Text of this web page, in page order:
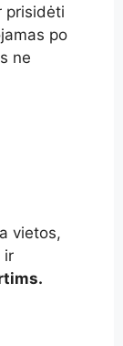
prisidėti
po
ne
vietos,
ir